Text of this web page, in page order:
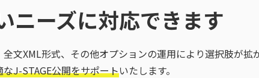
ニーズに対応できます
文XML形式、その他オプションの運用により選択肢が拡
J-STAGE公開をサポートいたします。